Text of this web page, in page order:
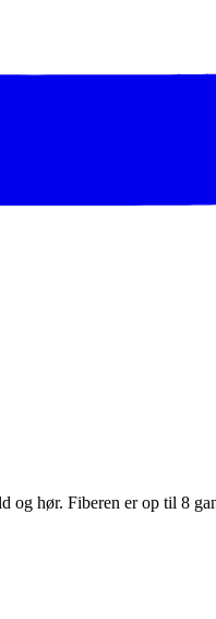
hør. Fiberen er op til 8